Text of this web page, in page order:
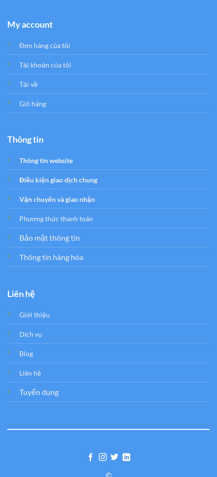
My account
Đơn hàng của tôi
Tải khoản của tôi
Tải về
Giỏ hàng
Thông tin
Thông tin website
Điều kiện giao dịch chung
Vận chuyển và giao nhận
Phương thức thanh toán
Bảo mật thông tin
Thông tin hàng hóa
Liên hệ
Giới thiệu
Dịch vụ
Blog
Liên hệ
Tuyển dụng
©